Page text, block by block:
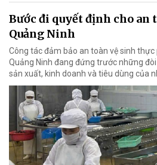
Bước đi quyết định cho an
Quảng Ninh
Công tác đảm bảo an toàn vệ sinh
Quảng Ninh đang đứng trước những
sản xuất, kinh doanh và tiêu dùng của